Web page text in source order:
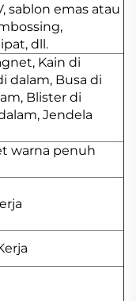
sablon emas atau
dll.
Kain di
dalam, Busa di
Blister di
Jendela
warna penuh